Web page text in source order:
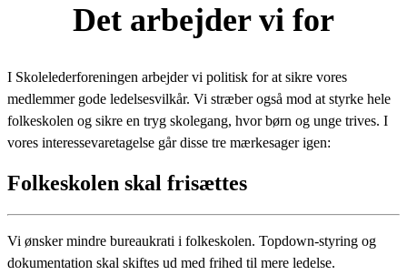
Det arbejder vi for
I Skolelederforeningen arbejder vi politisk for at sikre vores
medlemmer gode ledelsesvilkår. Vi stræber også mod at styrke hele
folkeskolen og sikre en tryg skolegang, hvor børn og unge trives. I
vores interessevaretagelse går disse tre mærkesager igen:
Folkeskolen skal frisættes
Vi ønsker mindre bureaukrati i folkeskolen. Topdown-styring og
dokumentation skal skiftes ud med frihed til mere ledelse.